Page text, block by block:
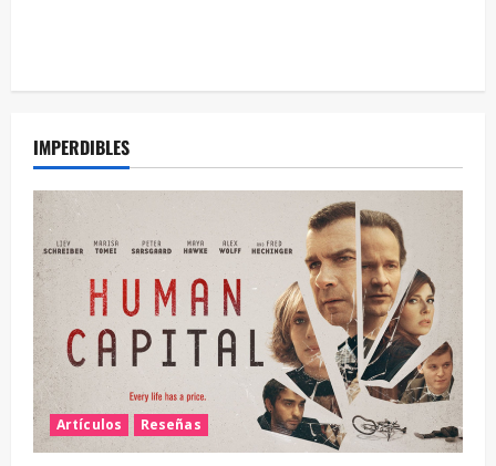
IMPERDIBLES
Artículos Reseñas